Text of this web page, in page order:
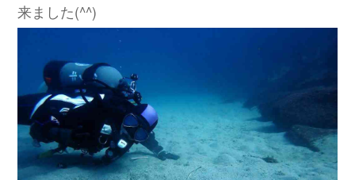
来ました(^^)